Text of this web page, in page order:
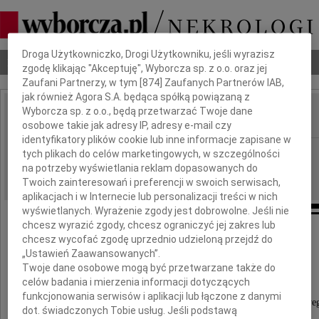
Nekrologi Odeszli Poradnik pogrzebowy
IMIĘ I NAZWISKO:
REGION: Bydgoszcz
DATA EMISJI: 28.07.2009
Panu
Wojciechowi Pokorze
Dyrektorowi Centralnego Ośrodka
Dbamy o Twoją prywatność
Droga Użytkowniczko, Drogi Użytkowniku, jeśli wyrazisz
zgodę klikając "Akceptuję", Wyborcza sp. z o.o. oraz jej
Zaufani Partnerzy, w tym [874 ] Zaufanych Partnerów IAB,
jak również Agora S.A. będąca spółką powiązaną z
Wyborcza sp. z o.o., będą przetwarzać Twoje dane
osobowe takie jak adresy IP, adresy e-mail czy
identyfikatory plików cookie lub inne informacje zapisane w
tych plikach do celów marketingowych, w szczególności
na potrzeby wyświetlania reklam dopasowanych do
Twoich zainteresowań i preferencji w swoich serwisach,
aplikacjach i w Internecie lub personalizacji treści w nich
wyświetlanych. Wyrażenie zgody jest dobrowolne. Jeśli nie
chcesz wyrazić zgody, chcesz ograniczyć jej zakres lub
chcesz wycofać zgodę uprzednio udzieloną przejdź do
„Ustawień Zaawansowanych”.
Twoje dane osobowe mogą być przetwarzane także do
celów badania i mierzenia informacji dotyczących
funkcjonowania serwisów i aplikacji lub łączone z danymi
dot. świadczonych Tobie usług. Jeśli podstawą